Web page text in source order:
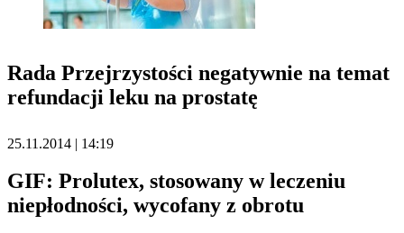
Rada Przejrzystości negatywnie na temat
refundacji leku na prostatę
25.11.2014 | 14:19
GIF: Prolutex, stosowany w leczeniu
niepłodności, wycofany z obrotu